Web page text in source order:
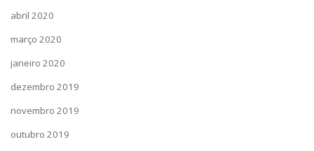
abril 2020
março 2020
janeiro 2020
dezembro 2019
novembro 2019
outubro 2019